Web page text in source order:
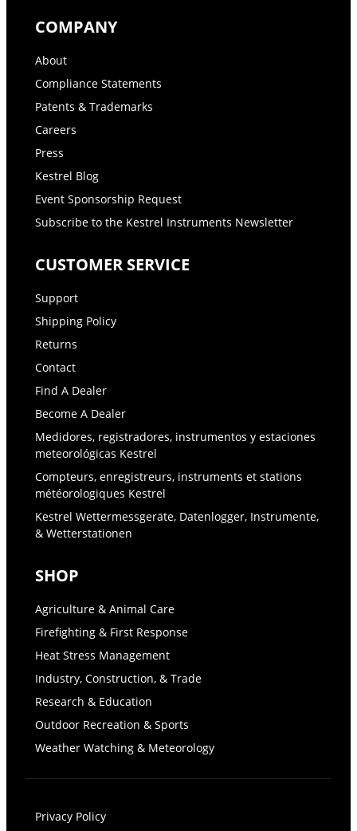
COMPANY
About
Compliance Statements
Patents & Trademarks
Careers
Press
Kestrel Blog
Event Sponsorship Request
Subscribe to the Kestrel Instruments Newsletter
CUSTOMER SERVICE
Support
Shipping Policy
Returns
Contact
Find A Dealer
Become A Dealer
Medidores, registradores, instrumentos y estaciones
meteorológicas Kestrel
Compteurs, enregistreurs, instruments et stations
météorologiques Kestrel
Kestrel Wettermessgeräte, Datenlogger, Instrumente,
& Wetterstationen
SHOP
Agriculture & Animal Care
Firefighting & First Response
Heat Stress Management
Industry, Construction, & Trade
Research & Education
Outdoor Recreation & Sports
Weather Watching & Meteorology
Privacy Policy